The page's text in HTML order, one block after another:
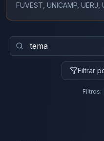
FUVEST, UNICAMP,
Filtrar
Filtros: